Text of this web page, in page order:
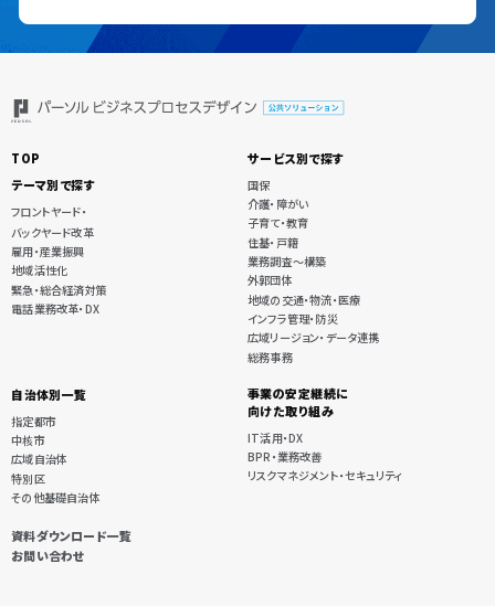
TOP
テーマ別で探す
フロントヤード・
バックヤード改革
雇用・産業振興
地域活性化
緊急・総合経済対策
電話業務改革・DX
サービス別で探す
国保
介護・障がい
子育て・教育
住基・戸籍
業務調査〜構築
外郭団体
地域の交通・物流・医療
インフラ管理・防災
広域リージョン・データ連携
総務事務
自治体別一覧
指定都市
中核市
広域自治体
特別区
その他基礎自治体
事業の安定継続に
向けた取り組み
IT活用・DX
BPR・業務改善
リスクマネジメント・セキュリティ
資料ダウンロード一覧
お問い合わせ